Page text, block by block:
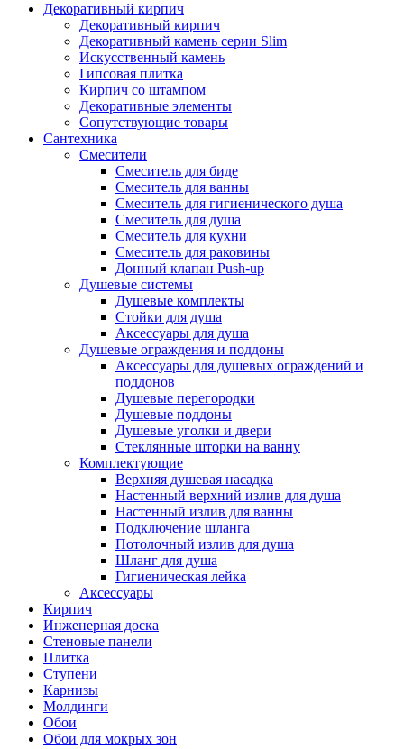
Декоративный кирпич
Декоративный кирпич
Декоративный камень серии Slim
Искусственный камень
Гипсовая плитка
Кирпич со штампом
Декоративные элементы
Сопутствующие товары
Сантехника
Смесители
Смеситель для биде
Смеситель для ванны
Смеситель для гигиенического душа
Смеситель для душа
Смеситель для кухни
Смеситель для раковины
Донный клапан Push-up
Душевые системы
Душевые комплекты
Стойки для душа
Аксессуары для душа
Душевые ограждения и поддоны
Аксессуары для душевых ограждений и
поддонов
Душевые перегородки
Душевые поддоны
Душевые уголки и двери
Стеклянные шторки на ванну
Комплектующие
Верхняя душевая насадка
Настенный верхний излив для душа
Настенный излив для ванны
Подключение шланга
Потолочный излив для душа
Шланг для душа
Гигиеническая лейка
Аксессуары
Кирпич
Инженерная доска
Стеновые панели
Плитка
Ступени
Карнизы
Молдинги
Обои
Обои для мокрых зон